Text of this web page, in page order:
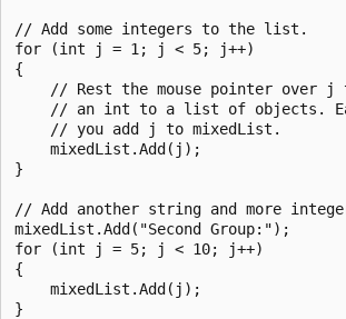
// Add some integers to the list.
for (int j = 1; j < 5; j++)
{
// Rest the mouse pointer over j
// an int to a list of objects.
    // you add j to mixedList.
    mixedList.Add(j);
}
// Add another string and more
mixedList.Add("Second Group:");
for (int j = 5; j < 10; j++)
{
    mixedList.Add(j);
}